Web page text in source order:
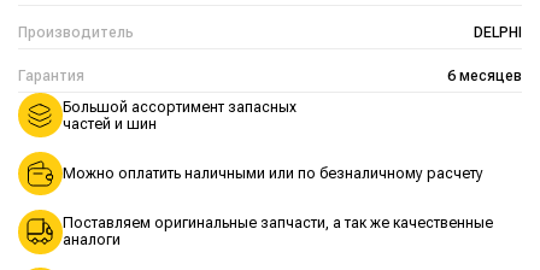
Производитель DELPHI
Гарантия 6 месяцев
Большой ассортимент запасных
частей и шин
Можно оплатить наличными или по безналичному расчету
Поставляем оригинальные запчасти, а так же качественные
аналоги